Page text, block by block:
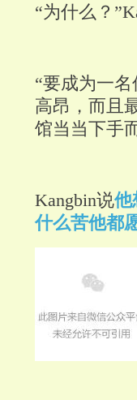
“为什么？
“要成为一
高昂，而且
馆当当下手
Kangbin说他
什么苦他都